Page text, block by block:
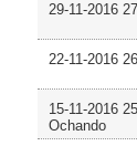
29-11-2016
22-11-2016
15-11-2016
Ochando